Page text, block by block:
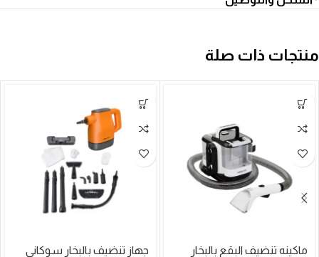
منتجات ذات صلة
ماكينه تنضيف البقع بالبخار
جهاز تنضيف بالبخار سوكاني